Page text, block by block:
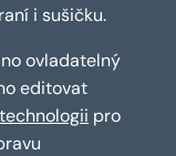
i sušičku.
ovladatelný
editovat
pro